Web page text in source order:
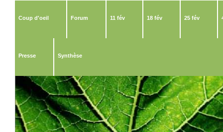
Coup d'oeil Forum 11 fév 18 fév 25 fév
Presse Synthèse